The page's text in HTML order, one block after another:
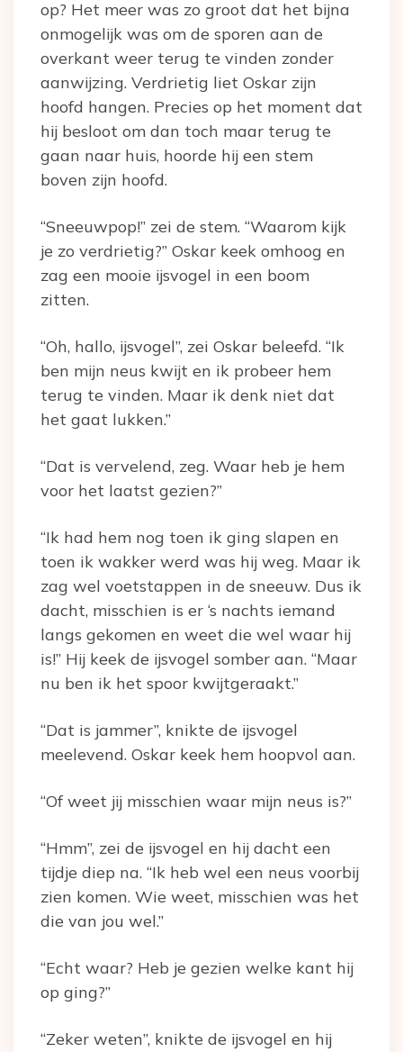
op? Het meer was zo groot dat het bijna
onmogelijk was om de sporen aan de
overkant weer terug te vinden zonder
aanwijzing. Verdrietig liet Oskar zijn
hoofd hangen. Precies op het moment dat
hij besloot om dan toch maar terug te
gaan naar huis, hoorde hij een stem
boven zijn hoofd.
“Sneeuwpop!” zei de stem. “Waarom kijk
je zo verdrietig?” Oskar keek omhoog en
zag een mooie ijsvogel in een boom
zitten.
“Oh, hallo, ijsvogel”, zei Oskar beleefd. “Ik
ben mijn neus kwijt en ik probeer hem
terug te vinden. Maar ik denk niet dat
het gaat lukken.”
“Dat is vervelend, zeg. Waar heb je hem
voor het laatst gezien?”
“Ik had hem nog toen ik ging slapen en
toen ik wakker werd was hij weg. Maar ik
zag wel voetstappen in de sneeuw. Dus ik
dacht, misschien is er ‘s nachts iemand
langs gekomen en weet die wel waar hij
is!” Hij keek de ijsvogel somber aan. “Maar
nu ben ik het spoor kwijtgeraakt.”
“Dat is jammer”, knikte de ijsvogel
meelevend. Oskar keek hem hoopvol aan.
“Of weet jij misschien waar mijn neus is?”
“Hmm”, zei de ijsvogel en hij dacht een
tijdje diep na. “Ik heb wel een neus voorbij
zien komen. Wie weet, misschien was het
die van jou wel.”
“Echt waar? Heb je gezien welke kant hij
op ging?”
“Zeker weten”, knikte de ijsvogel en hij